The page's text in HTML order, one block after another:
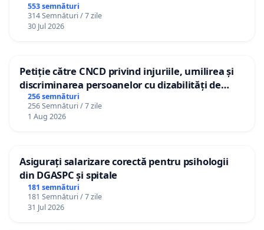
553 semnături
314 Semnături / 7 zile
30 Jul 2026
Petiție către CNCD privind injuriile, umilirea și
discriminarea persoanelor cu dizabilități de
către utilizatorul TikTok „Gorici”
256 semnături
256 Semnături / 7 zile
1 Aug 2026
Asigurați salarizare corectă pentru psihologii
din DGASPC și spitale
181 semnături
181 Semnături / 7 zile
31 Jul 2026